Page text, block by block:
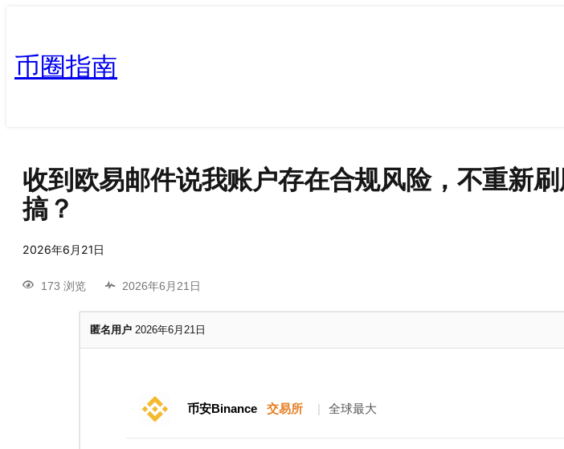
币圈指南
收到欧易邮件说我账户存在合规风险，不重新
搞？
2026年6月21日
173 浏览 2026年6月21日
匿名用户 2026年6月21日
币安Binance 交易所 | 全球最大